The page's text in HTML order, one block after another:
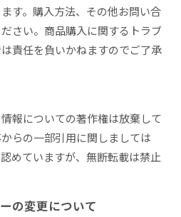
す。購入方法、その他お問い合
さい。商品購入に関するトラブ
責任を負いかねますのでご了承
報についての著作権は放棄して
らの一部引用に関しましては
めていますが、無断転載は禁止
の変更について